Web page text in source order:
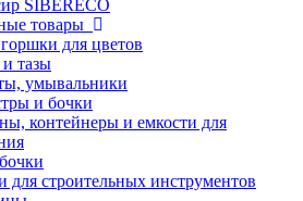
SIBERECO
товары
для цветов
тазы
умывальники
и бочки
контейнеры и емкости для
для строительных инструментов